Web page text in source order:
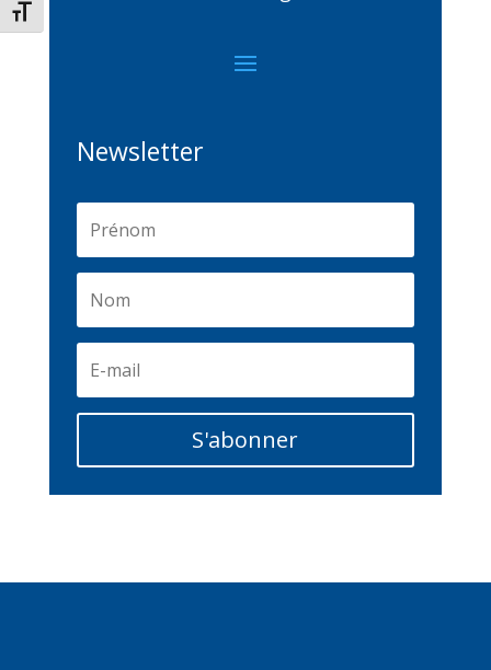
Changer la taille de la police
Newsletter
S'abonner